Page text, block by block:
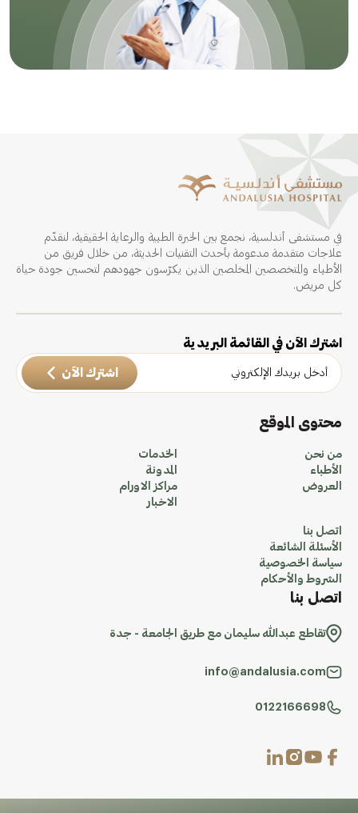
في مستشفى أندلسية، نجمع بين الخبرة الطبية والرعاية الحقيقية، لنقدّم
علاجات متقدمة مدعومة بأحدث التقنيات الحديثة، من خلال فريق من
الأطباء والمتخصصين المخلصين الذين يكرّسون جهودهم لتحسين جودة حياة
كل مريض.
اشترك الآن في القائمة البريدية
اشترك الآن
محتوى الموقع
من نحن
الأطباء
العروض
الخدمات
المدونة
مراكز الاورام
الاخبار
اتصل بنا
الأسئلة الشائعة
سياسة الخصوصية
الشروط والأحكام
اتصل بنا
تقاطع عبدالله سليمان مع طريق الجامعة - جدة
info@andalusia.com
0122166698